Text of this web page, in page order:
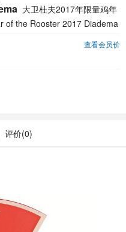
大卫杜夫2017年限量鸡年
of the Rooster 2017 Diadema
查看会员价
评价(0)